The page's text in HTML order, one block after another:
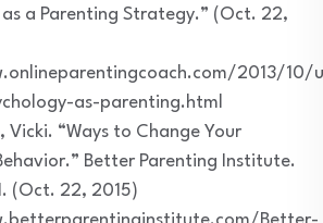
as a Parenting Strategy.” (Oct. 22,
2013/10/
as-parenting.html
Vicki. “Ways to Change Your
Better Parenting Institute.
(Oct. 22, 2015)